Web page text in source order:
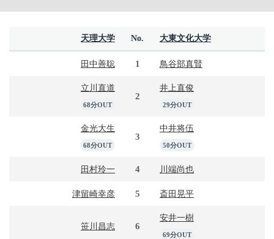
天理大学 No. 大東文化大学
田中善聡 1 鳥谷部真賢
立川直道
68分OUT
2
井上直俊
29分OUT
金光大生
68分OUT
3
中井将伍
50分OUT
田村玲一 4 川端尚也
津留崎幸彦 5 斎田晃平
笹川昌志 6
安井一樹
69分OUT